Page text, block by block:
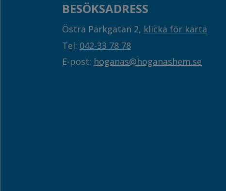
BESÖKSADRESS
Östra Parkgatan 2, klicka för karta
Tel: 042-33 78 78
E-post: hoganas@hoganashem.se